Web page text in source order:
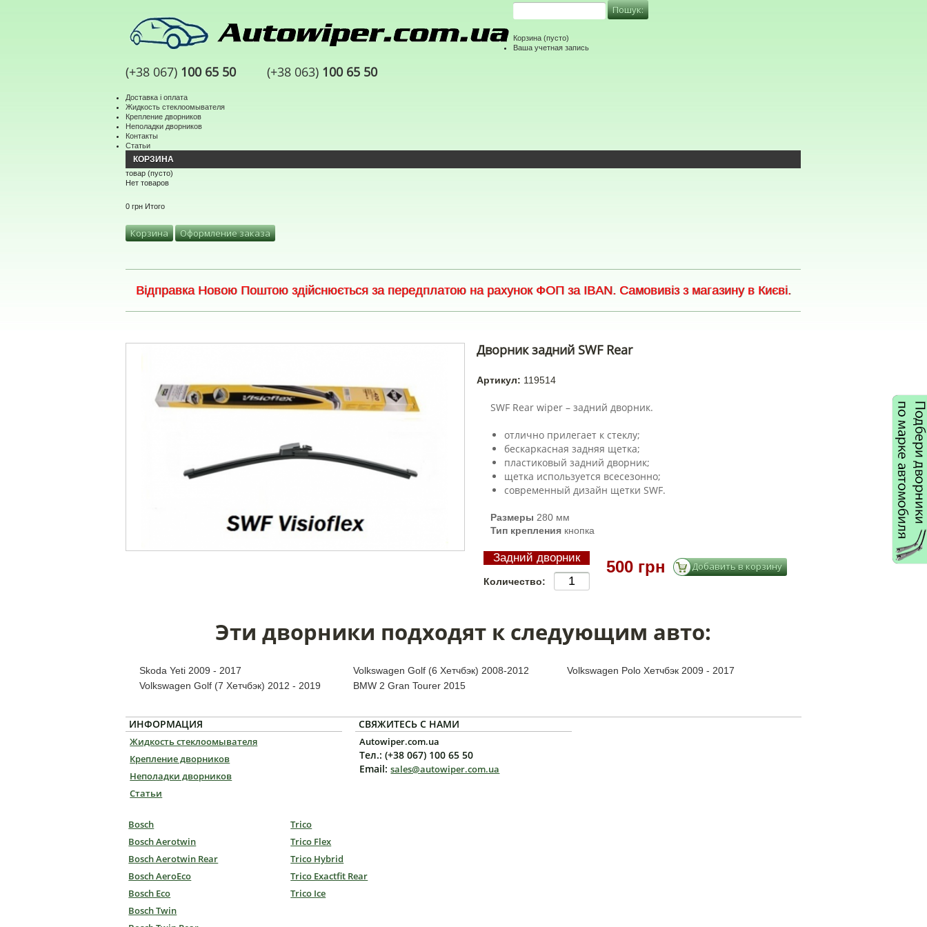
(+38 067) 100 65 50 (+38 063) 100 65 50
Корзина (пусто)
Ваша учетная запись
Доставка і оплата
Жидкость стеклоомывателя
Крепление дворников
Неполадки дворников
Контакты
Статьи
КОРЗИНА
товар (пусто)
Нет товаров
0 грн Итого
Корзина Оформление заказа
Відправка Новою Поштою здійснюється за передплатою на рахунок ФОП за IBAN. Самовивіз з магазину в Києві.
Дворник задний SWF Rear
Артикул: 119514
SWF Rear wiper – задний дворник.
отлично прилегает к стеклу;
бескаркасная задняя щетка;
пластиковый задний дворник;
щетка используется всесезонно;
современный дизайн щетки SWF.
Размеры 280 мм
Тип крепления кнопка
Задний дворник
Количество:
500 грн
Эти дворники подходят к следующим авто:
Skoda Yeti 2009 - 2017 Volkswagen Golf (6 Хетчбэк) 2008-2012
Volkswagen Polo Хетчбэк 2009 - 2017
Volkswagen Golf (7 Хетчбэк) 2012 - 2019
BMW 2 Gran Tourer 2015
ИНФОРМАЦИЯ
Жидкость стеклоомывателя
Крепление дворников
Неполадки дворников
Статьи
СВЯЖИТЕСЬ С НАМИ
Autowiper.com.ua
Тел.: (+38 067) 100 65 50
Email:sales@autowiper.com.ua
Bosch
Bosch Aerotwin
Bosch Aerotwin Rear
Bosch AeroEco
Bosch Eco
Bosch Twin
Trico
Trico Flex
Trico Hybrid
Trico Exactfit Rear
Trico Ice